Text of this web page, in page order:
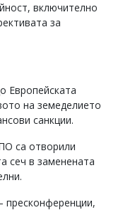
включително
за
Европейската
на земеделието
санкции.
са отворили
сеч в заменената
пресконференции,